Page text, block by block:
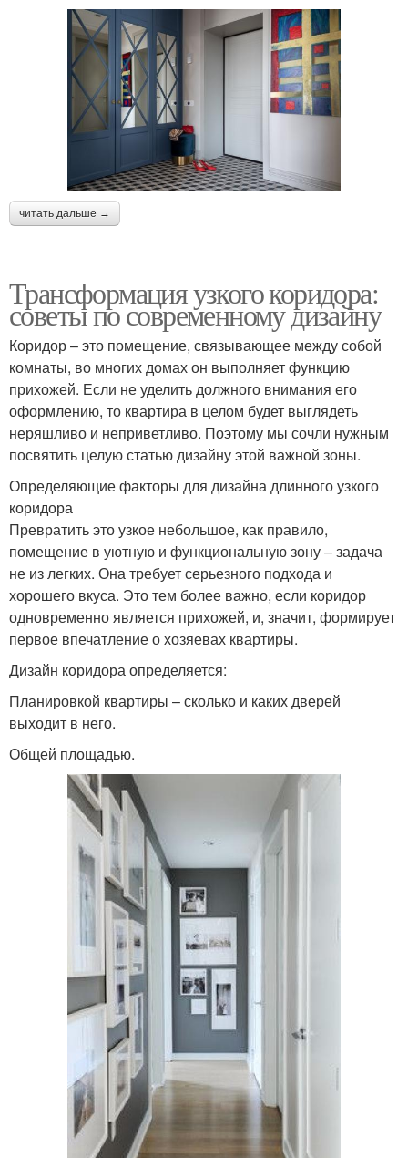
читать дальше →
Трансформация узкого коридора:
советы по современному дизайну
Коридор – это помещение, связывающее между собой
комнаты, во многих домах он выполняет функцию
прихожей. Если не уделить должного внимания его
оформлению, то квартира в целом будет выглядеть
неряшливо и неприветливо. Поэтому мы сочли нужным
посвятить целую статью дизайну этой важной зоны.
Определяющие факторы для дизайна длинного узкого
коридора
Превратить это узкое небольшое, как правило,
помещение в уютную и функциональную зону – задача
не из легких. Она требует серьезного подхода и
хорошего вкуса. Это тем более важно, если коридор
одновременно является прихожей, и, значит, формирует
первое впечатление о хозяевах квартиры.
Дизайн коридора определяется:
Планировкой квартиры – сколько и каких дверей
выходит в него.
Общей площадью.